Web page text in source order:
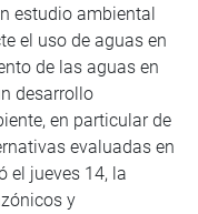
estudio ambiental
el uso de aguas en
de las aguas en
desarrollo
en particular de
evaluadas en
el jueves 14, la
y